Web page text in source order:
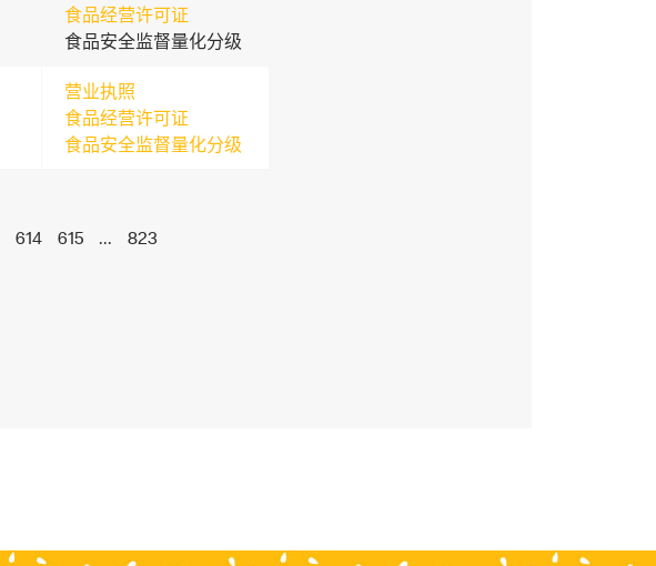
食品经营许可证
食品安全监督量化分级
营业执照
食品经营许可证
食品安全监督量化分级
614 615 ... 823